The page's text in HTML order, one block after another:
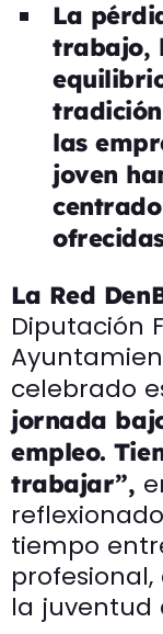
La
trabajo,
las
joven
La Red
Diputación
celebrado
jornada
empleo.
trabajar”,
tiempo
la juventud